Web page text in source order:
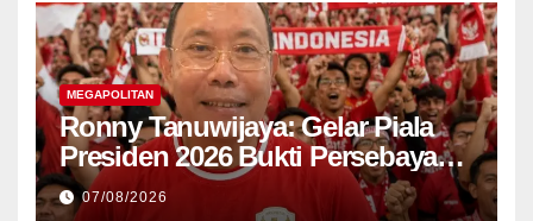
MEGAPOLITAN
Ronny Tanuwijaya: Gelar Piala
Presiden 2026 Bukti Persebaya
Kembali ke Jalur Juara
07/08/2026